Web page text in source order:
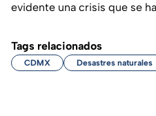
evidente una crisis que se
Tags relacionados
CDMX Desastres naturales